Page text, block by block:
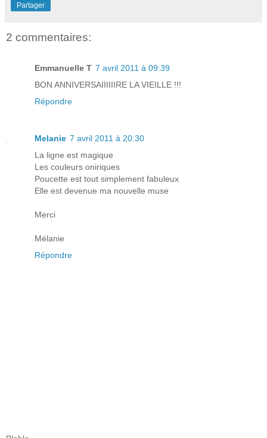
Partager
2 commentaires:
Emmanuelle T 7 avril 2011 à 09:39
BON ANNIVERSAIIIIIIRE LA VIEILLE !!!
Répondre
Melanie 7 avril 2011 à 20:30
La ligne est magique
Les couleurs oniriques
Poucette est tout simplement fabuleux
Elle est devenue ma nouvelle muse
Merci
Mélanie
Répondre